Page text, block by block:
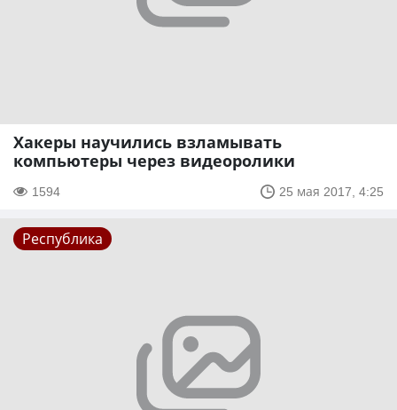
Хакеры научились взламывать
компьютеры через видеоролики
1594 25 мая 2017, 4:25
Республика